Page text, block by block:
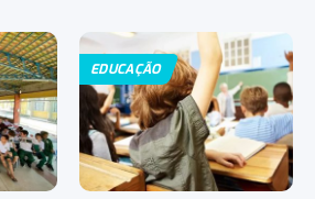
EDUCAÇÃO